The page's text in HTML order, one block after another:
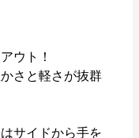
ウト！
さと軽さが抜群
サイドから手を